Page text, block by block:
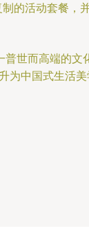
的活动套餐，
世而高端的
中国式生活